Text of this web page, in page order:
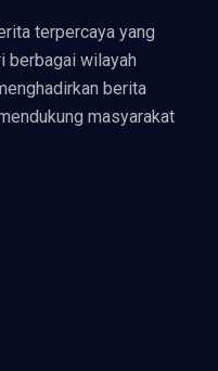
terpercaya yang
berbagai wilayah
berita
masyarakat